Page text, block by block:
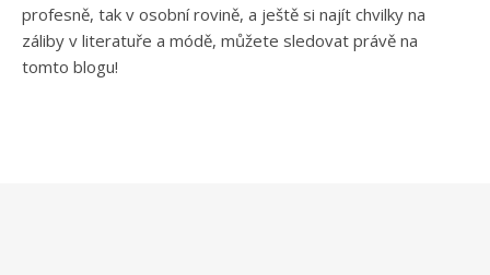
profesně, tak v osobní rovině, a ještě si najít chvilky na
záliby v literatuře a módě, můžete sledovat právě na
tomto blogu!